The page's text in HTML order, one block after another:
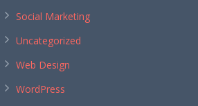
Social Marketing
Uncategorized
Web Design
WordPress